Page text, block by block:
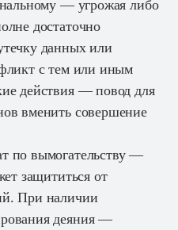
— угрожая либо
достаточно
данных или
с тем или иным
действия — повод для
вменить совершение
по вымогательству —
защититься от
При наличии
деяния —